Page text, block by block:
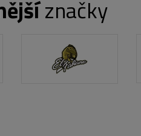
značky